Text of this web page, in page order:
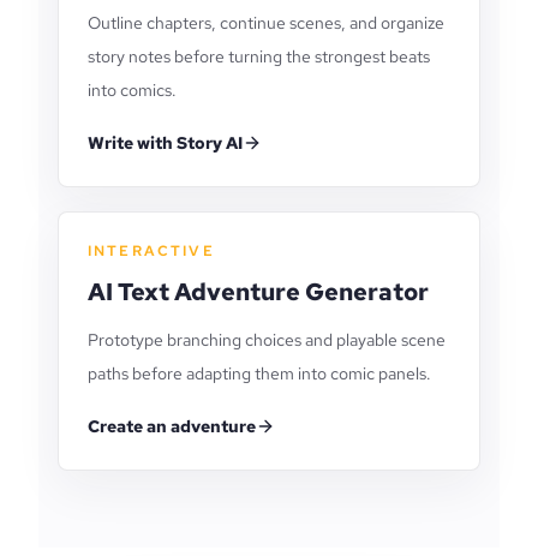
Outline chapters, continue scenes, and organize
story notes before turning the strongest beats
into comics.
Write with Story AI
INTERACTIVE
AI Text Adventure Generator
Prototype branching choices and playable scene
paths before adapting them into comic panels.
Create an adventure